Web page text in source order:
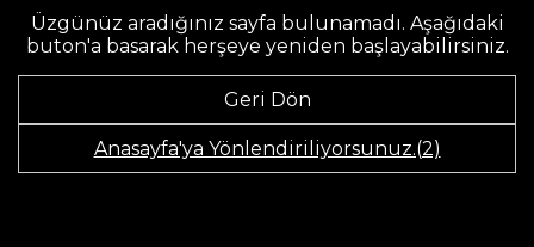
Üzgünüz aradığınız sayfa bulunamadı. Aşağıdaki
buton'a basarak herşeye yeniden başlayabilirsiniz.
Geri Dön
Anasayfa'ya Yönlendiriliyorsunuz.(2)